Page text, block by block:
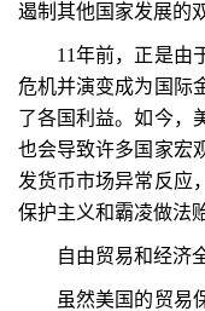
遏制其他国家发展的
11年前，正是由于
危机并演变成为国际
了各国利益。如今，
也会导致许多国家宏
发货币市场异常反应
保护主义和霸凌做法
自由贸易和经济全
虽然美国的贸易保